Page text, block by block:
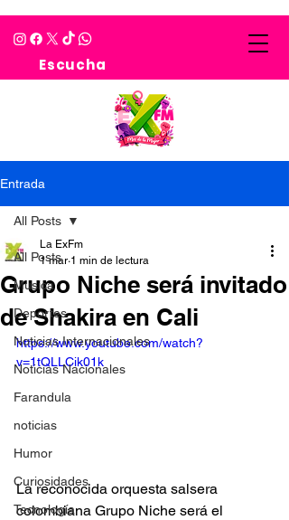
Escucha
Entrada
All Posts
Musica
Deportes
Noticias Internacionales
Noticias Nacionales
Farandula
noticias
Humor
Curiosidades
Tecnología
All Posts
Grupo Niche será invitado
de Shakira en Cali
La ExFm
1 mar 1 min de lectura
https://www.youtube.com/watch?
v=1tQLLCik01k
La reconocida orquesta salsera
colombiana Grupo Niche será el